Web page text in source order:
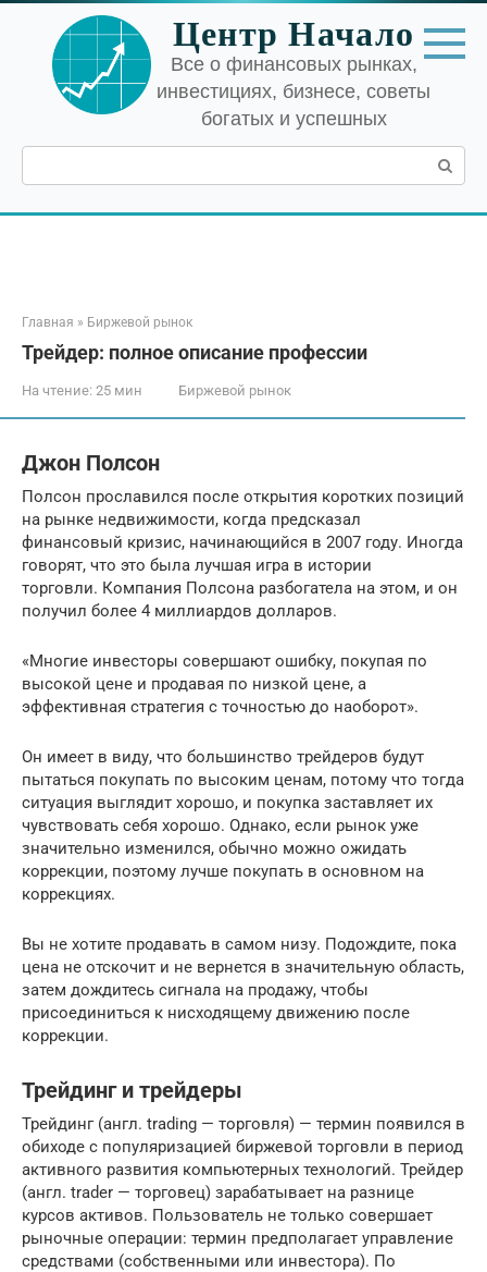
Перейти
контенту
Центр Начало
Все о финансовых рынках,
инвестициях, бизнесе, советы
богатых и успешных
Поиск:
Главная » Биржевой рынок
Трейдер: полное описание профессии
На чтение: 25 мин Биржевой рынок
Джон Полсон
Полсон прославился после открытия коротких позиций
на рынке недвижимости, когда предсказал
финансовый кризис, начинающийся в 2007 году. Иногда
говорят, что это была лучшая игра в истории
торговли. Компания Полсона разбогатела на этом, и он
получил более 4 миллиардов долларов.
«Многие инвесторы совершают ошибку, покупая по
высокой цене и продавая по низкой цене, а
эффективная стратегия с точностью до наоборот».
Он имеет в виду, что большинство трейдеров будут
пытаться покупать по высоким ценам, потому что тогда
ситуация выглядит хорошо, и покупка заставляет их
чувствовать себя хорошо. Однако, если рынок уже
значительно изменился, обычно можно ожидать
коррекции, поэтому лучше покупать в основном на
коррекциях.
Вы не хотите продавать в самом низу. Подождите, пока
цена не отскочит и не вернется в значительную область,
затем дождитесь сигнала на продажу, чтобы
присоединиться к нисходящему движению после
коррекции.
Трейдинг и трейдеры
Трейдинг (англ. trading — торговля) — термин появился в
обиходе с популяризацией биржевой торговли в период
активного развития компьютерных технологий. Трейдер
(англ. trader — торговец) зарабатывает на разнице
курсов активов. Пользователь не только совершает
рыночные операции: термин предполагает управление
средствами (собственными или инвестора). По